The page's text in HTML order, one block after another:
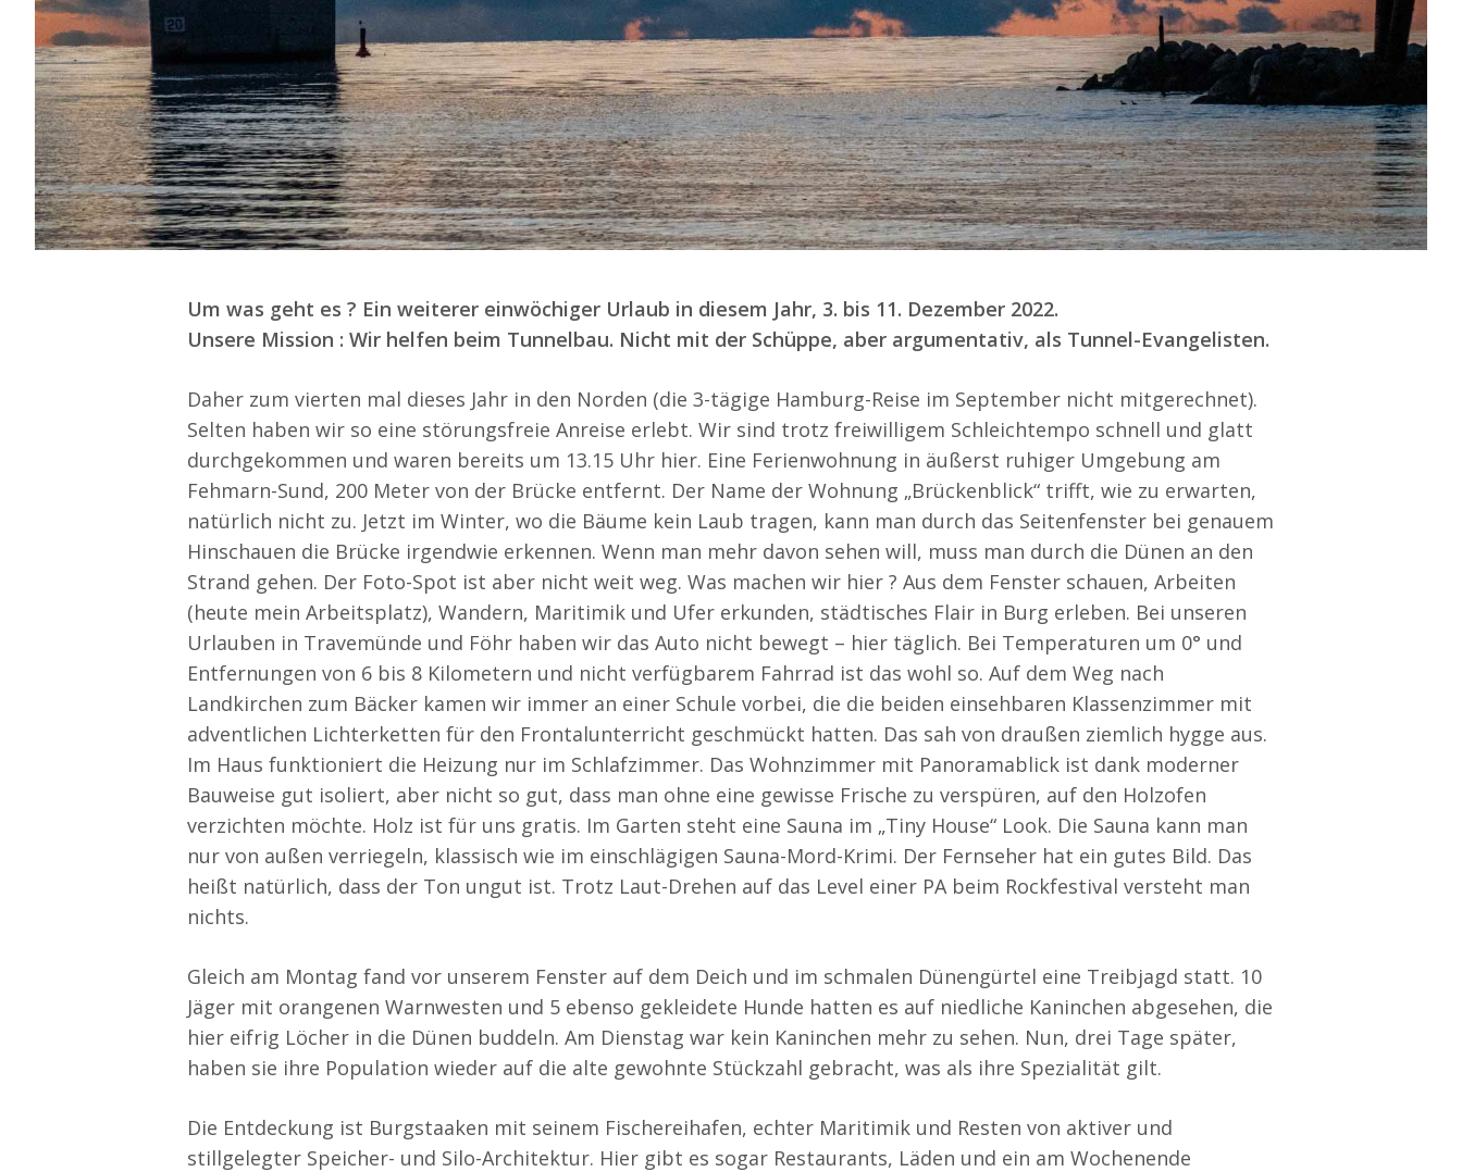
unterwegs
Um was geht es ? Ein weiterer einwöchiger Urlaub in diesem Jahr, 3. bis 11. Dezember 2022.
Unsere Mission : Wir helfen beim Tunnelbau. Nicht mit der Schüppe, aber argumentativ, als Tunnel-Evangelisten.
Daher zum vierten mal dieses Jahr in den Norden (die 3-tägige Hamburg-Reise im September nicht mitgerechnet).
Selten haben wir so eine störungsfreie Anreise erlebt. Wir sind trotz freiwilligem Schleichtempo schnell und glatt
durchgekommen und waren bereits um 13.15 Uhr hier. Eine Ferienwohnung in äußerst ruhiger Umgebung am
Fehmarn-Sund, 200 Meter von der Brücke entfernt. Der Name der Wohnung „Brückenblick“ trifft, wie zu erwarten,
natürlich nicht zu. Jetzt im Winter, wo die Bäume kein Laub tragen, kann man durch das Seitenfenster bei genauem
Hinschauen die Brücke irgendwie erkennen. Wenn man mehr davon sehen will, muss man durch die Dünen an den
Strand gehen. Der Foto-Spot ist aber nicht weit weg. Was machen wir hier ? Aus dem Fenster schauen, Arbeiten
(heute mein Arbeitsplatz), Wandern, Maritimik und Ufer erkunden, städtisches Flair in Burg erleben. Bei unseren
Urlauben in Travemünde und Föhr haben wir das Auto nicht bewegt – hier täglich. Bei Temperaturen um 0° und
Entfernungen von 6 bis 8 Kilometern und nicht verfügbarem Fahrrad ist das wohl so. Auf dem Weg nach
Landkirchen zum Bäcker kamen wir immer an einer Schule vorbei, die die beiden einsehbaren Klassenzimmer mit
adventlichen Lichterketten für den Frontalunterricht geschmückt hatten. Das sah von draußen ziemlich hygge aus.
Im Haus funktioniert die Heizung nur im Schlafzimmer. Das Wohnzimmer mit Panoramablick ist dank moderner
Bauweise gut isoliert, aber nicht so gut, dass man ohne eine gewisse Frische zu verspüren, auf den Holzofen
verzichten möchte. Holz ist für uns gratis. Im Garten steht eine Sauna im „Tiny House“ Look. Die Sauna kann man
nur von außen verriegeln, klassisch wie im einschlägigen Sauna-Mord-Krimi. Der Fernseher hat ein gutes Bild. Das
heißt natürlich, dass der Ton ungut ist. Trotz Laut-Drehen auf das Level einer PA beim Rockfestival versteht man
nichts.
Gleich am Montag fand vor unserem Fenster auf dem Deich und im schmalen Dünengürtel eine Treibjagd statt. 10
Jäger mit orangenen Warnwesten und 5 ebenso gekleidete Hunde hatten es auf niedliche Kaninchen abgesehen, die
hier eifrig Löcher in die Dünen buddeln. Am Dienstag war kein Kaninchen mehr zu sehen. Nun, drei Tage später,
haben sie ihre Population wieder auf die alte gewohnte Stückzahl gebracht, was als ihre Spezialität gilt.
Die Entdeckung ist Burgstaaken mit seinem Fischereihafen, echter Maritimik und Resten von aktiver und
stillgelegter Speicher- und Silo-Architektur. Hier gibt es sogar Restaurants, Läden und ein am Wochenende